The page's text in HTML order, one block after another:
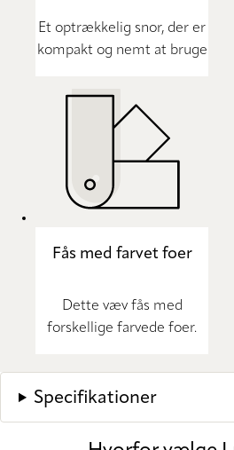
Et optrækkelig snor, der er
kompakt og nemt at bruge
Fås med farvet foer
Dette væv fås med
forskellige farvede foer.
Specifikationer